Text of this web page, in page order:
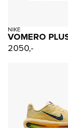
NIKE
VOMERO
2050,-